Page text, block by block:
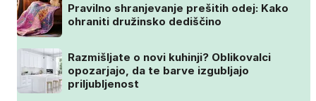
Pravilno shranjevanje prešitih odej: Kako
ohraniti družinsko dediščino
Razmišljate o novi kuhinji? Oblikovalci
opozarjajo, da te barve izgubljajo
priljubljenost